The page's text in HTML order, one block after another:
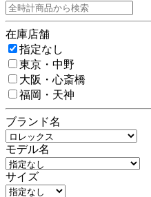
在庫店舗
指定なし
東京・中野
大阪・心斎橋
福岡・天神
ブランド名
モデル名
サイズ